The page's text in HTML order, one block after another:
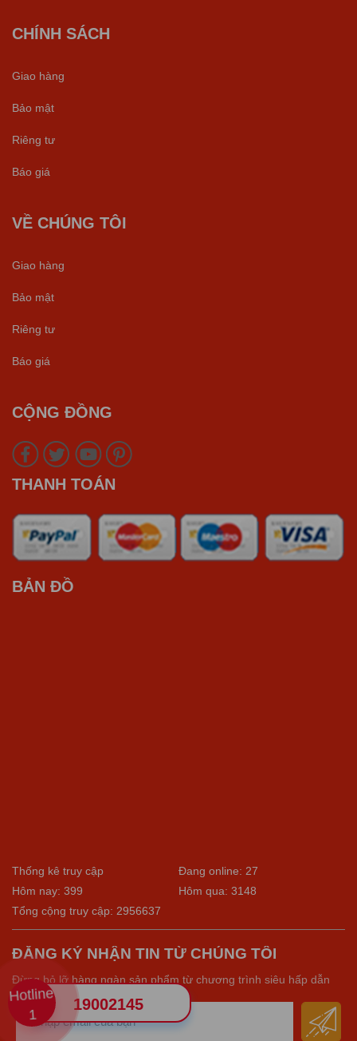
CHÍNH SÁCH
Giao hàng
Bảo mật
Riêng tư
Báo giá
VỀ CHÚNG TÔI
Giao hàng
Bảo mật
Riêng tư
Báo giá
CỘNG ĐỒNG
THANH TOÁN
BẢN ĐỒ
Thống kê truy cập
Đang online: 27
Hôm nay: 399
Hôm qua: 3148
Tổng cộng truy cập: 2956637
ĐĂNG KÝ NHẬN TIN TỪ CHÚNG TÔI
Đừng bỏ lỡ hàng ngàn sản phẩm từ chương trình siêu hấp dẫn
Hotline
1
19002145